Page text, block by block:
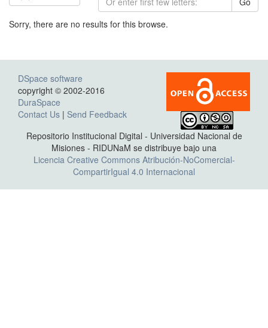
Sorry, there are no results for this browse.
DSpace software
copyright © 2002-2016
DuraSpace
Contact Us | Send Feedback
Repositorio Institucional Digital - Universidad Nacional de
Misiones - RIDUNaM se distribuye bajo una
Licencia Creative Commons Atribución-NoComercial-
CompartirIgual 4.0 Internacional